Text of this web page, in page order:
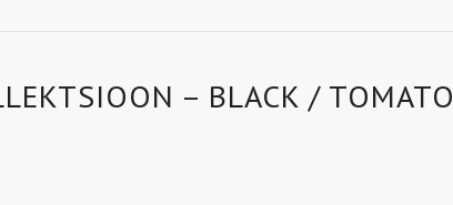
– BLACK / TOMATO